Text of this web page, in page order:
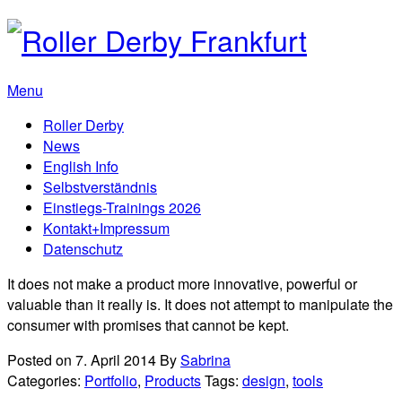
Menu
Roller Derby
News
English Info
Selbstverständnis
Einstiegs-Trainings 2026
Kontakt+Impressum
Datenschutz
It does not make a product more innovative, powerful or
valuable than it really is. It does not attempt to manipulate the
consumer with promises that cannot be kept.
Posted on 7. April 2014 BySabrina
Categories: Portfolio, ProductsTags: design, tools